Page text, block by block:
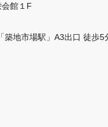
館１F
築地市場駅」A3出口 徒歩5